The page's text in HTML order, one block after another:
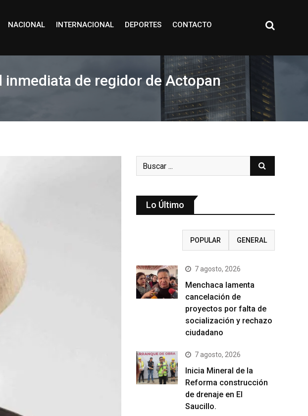
NACIONAL INTERNACIONAL DEPORTES CONTACTO
de regidor de Actopan
Lo Último
POPULAR GENERAL
7 agosto, 2026
Menchaca lamenta
cancelación de
proyectos por falta de
socialización y rechazo
ciudadano
7 agosto, 2026
Inicia Mineral de la
Reforma construcción
de drenaje en El
Saucillo.